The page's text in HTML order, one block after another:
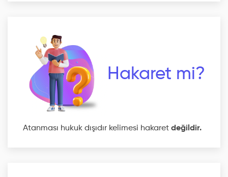
Hakaret mi?
Atanması hukuk dışıdır kelimesi hakaret değildir.